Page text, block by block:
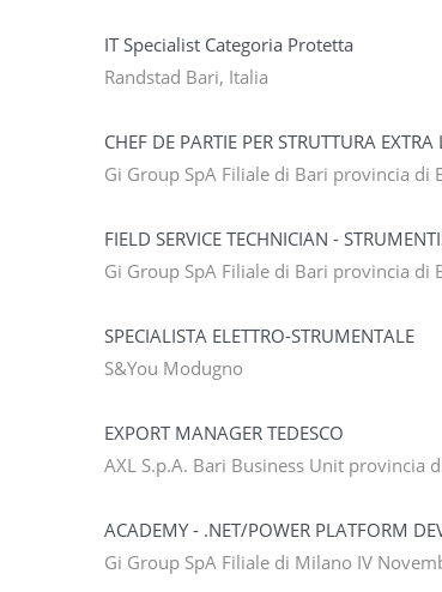
IT Specialist Categoria Protetta
Randstad Bari, Italia
CHEF DE PARTIE PER STRUTTURA
Gi Group SpA Filiale di Bari provincia di
FIELD SERVICE TECHNICIAN -
Gi Group SpA Filiale di Bari provincia di
SPECIALISTA ELETTRO-STRUMENTALE
S&You Modugno
EXPORT MANAGER TEDESCO
AXL S.p.A. Bari Business Unit provincia
ACADEMY - .NET/POWER PLATFORM
Gi Group SpA Filiale di Milano IV